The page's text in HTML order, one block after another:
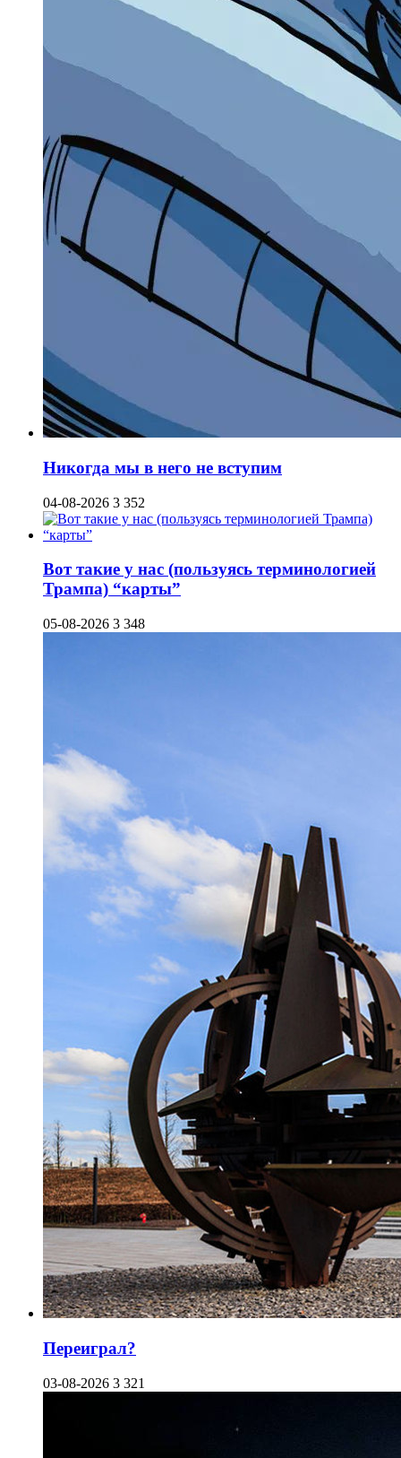
Никогда мы в него не вступим
04-08-2026 3 352
Вот такие у нас (пользуясь терминологией
Трампа) “карты”
05-08-2026 3 348
Переиграл?
03-08-2026 3 321